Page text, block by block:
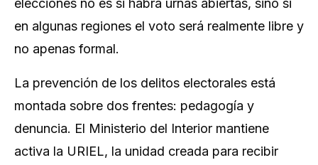
en algunas regiones el voto será realmente libre y
no apenas formal.
La prevención de los delitos electorales está
montada sobre dos frentes: pedagogía y
denuncia. El Ministerio del Interior mantiene
activa la URIEL, la unidad creada para recibir